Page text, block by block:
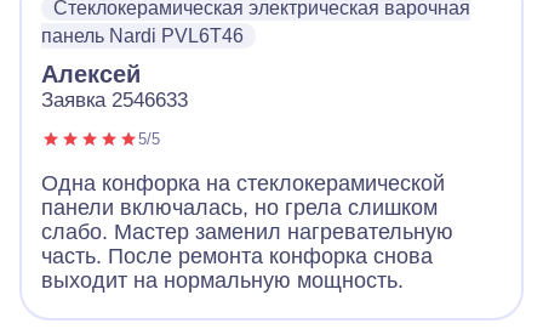
Стеклокерамическая электрическая варочная
панель Nardi PVL6T46
Алексей
Заявка 2546633
5/5
Одна конфорка на стеклокерамической
панели включалась, но грела слишком
слабо. Мастер заменил нагревательную
часть. После ремонта конфорка снова
выходит на нормальную мощность.